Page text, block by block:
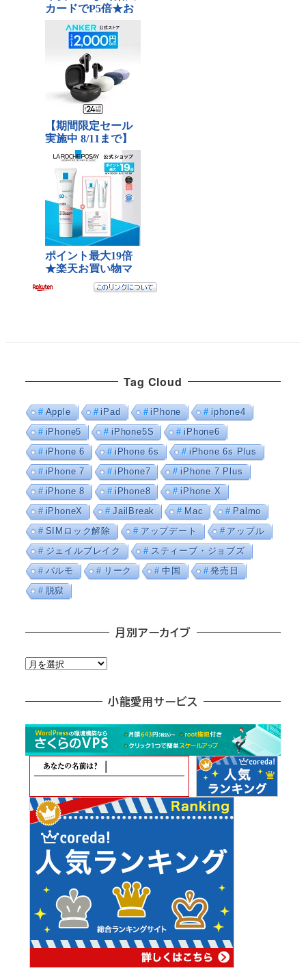
Tag Cloud
Apple iPad iPhone
iphone4
iPhone5
iPhone5S
iPhone6
iPhone 6
iPhone 6s
iPhone 6s Plus
iPhone 7
iPhone7
iPhone 7 Plus
iPhone 8
iPhone8
iPhone X
iPhoneX
JailBreak Mac
Palmo
SIMロック解除
アップデート
アップル
ジェイルブレイク
スティーブ・ジョブズ
パルモ
リーク 中国
発売日
脱獄
月別アーカイブ
月
カ
小龍愛用サービス